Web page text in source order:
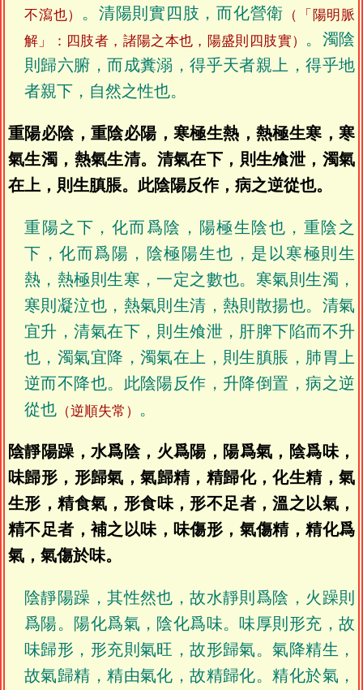
不瀉也）
。清陽則實四肢，而化營衛 （「陽明脈
解」：四肢者，諸陽之本也，陽盛則四肢實） 。濁陰
則歸六腑，而成糞溺，得乎天者親上，得乎地
者親下，自然之性也。
重陽必陰，重陰必陽，寒極生熱，熱極生寒，寒
氣生濁，熱氣生清。清氣在下，則生飧泄，濁氣
在上，則生䐜脹。此陰陽反作，病之逆從也。
重陽之下，化而爲陰，陽極生陰也，重陰之
下，化而爲陽，陰極陽生也，是以寒極則生
熱，熱極則生寒，一定之數也。寒氣則生濁，
寒則凝泣也，熱氣則生清，熱則散揚也。清氣
宜升，清氣在下，則生飧泄，肝脾下陷而不升
也，濁氣宜降，濁氣在上，則生䐜脹，肺胃上
逆而不降也。此陰陽反作，升降倒置，病之逆
從也 （逆順失常） 。
陰靜陽躁，水爲陰，火爲陽，陽爲氣，陰爲味，
味歸形，形歸氣，氣歸精，精歸化，化生精，氣
生形，精食氣，形食味，形不足者，溫之以氣，
精不足者，補之以味，味傷形，氣傷精，精化爲
氣，氣傷於味。
陰靜陽躁，其性然也，故水靜則爲陰，火躁則
爲陽。陽化爲氣，陰化爲味。味厚則形充，故
味歸形，形充則氣旺，故形歸氣。氣降精生，
故氣歸精，精由氣化，故精歸化。精化於氣，